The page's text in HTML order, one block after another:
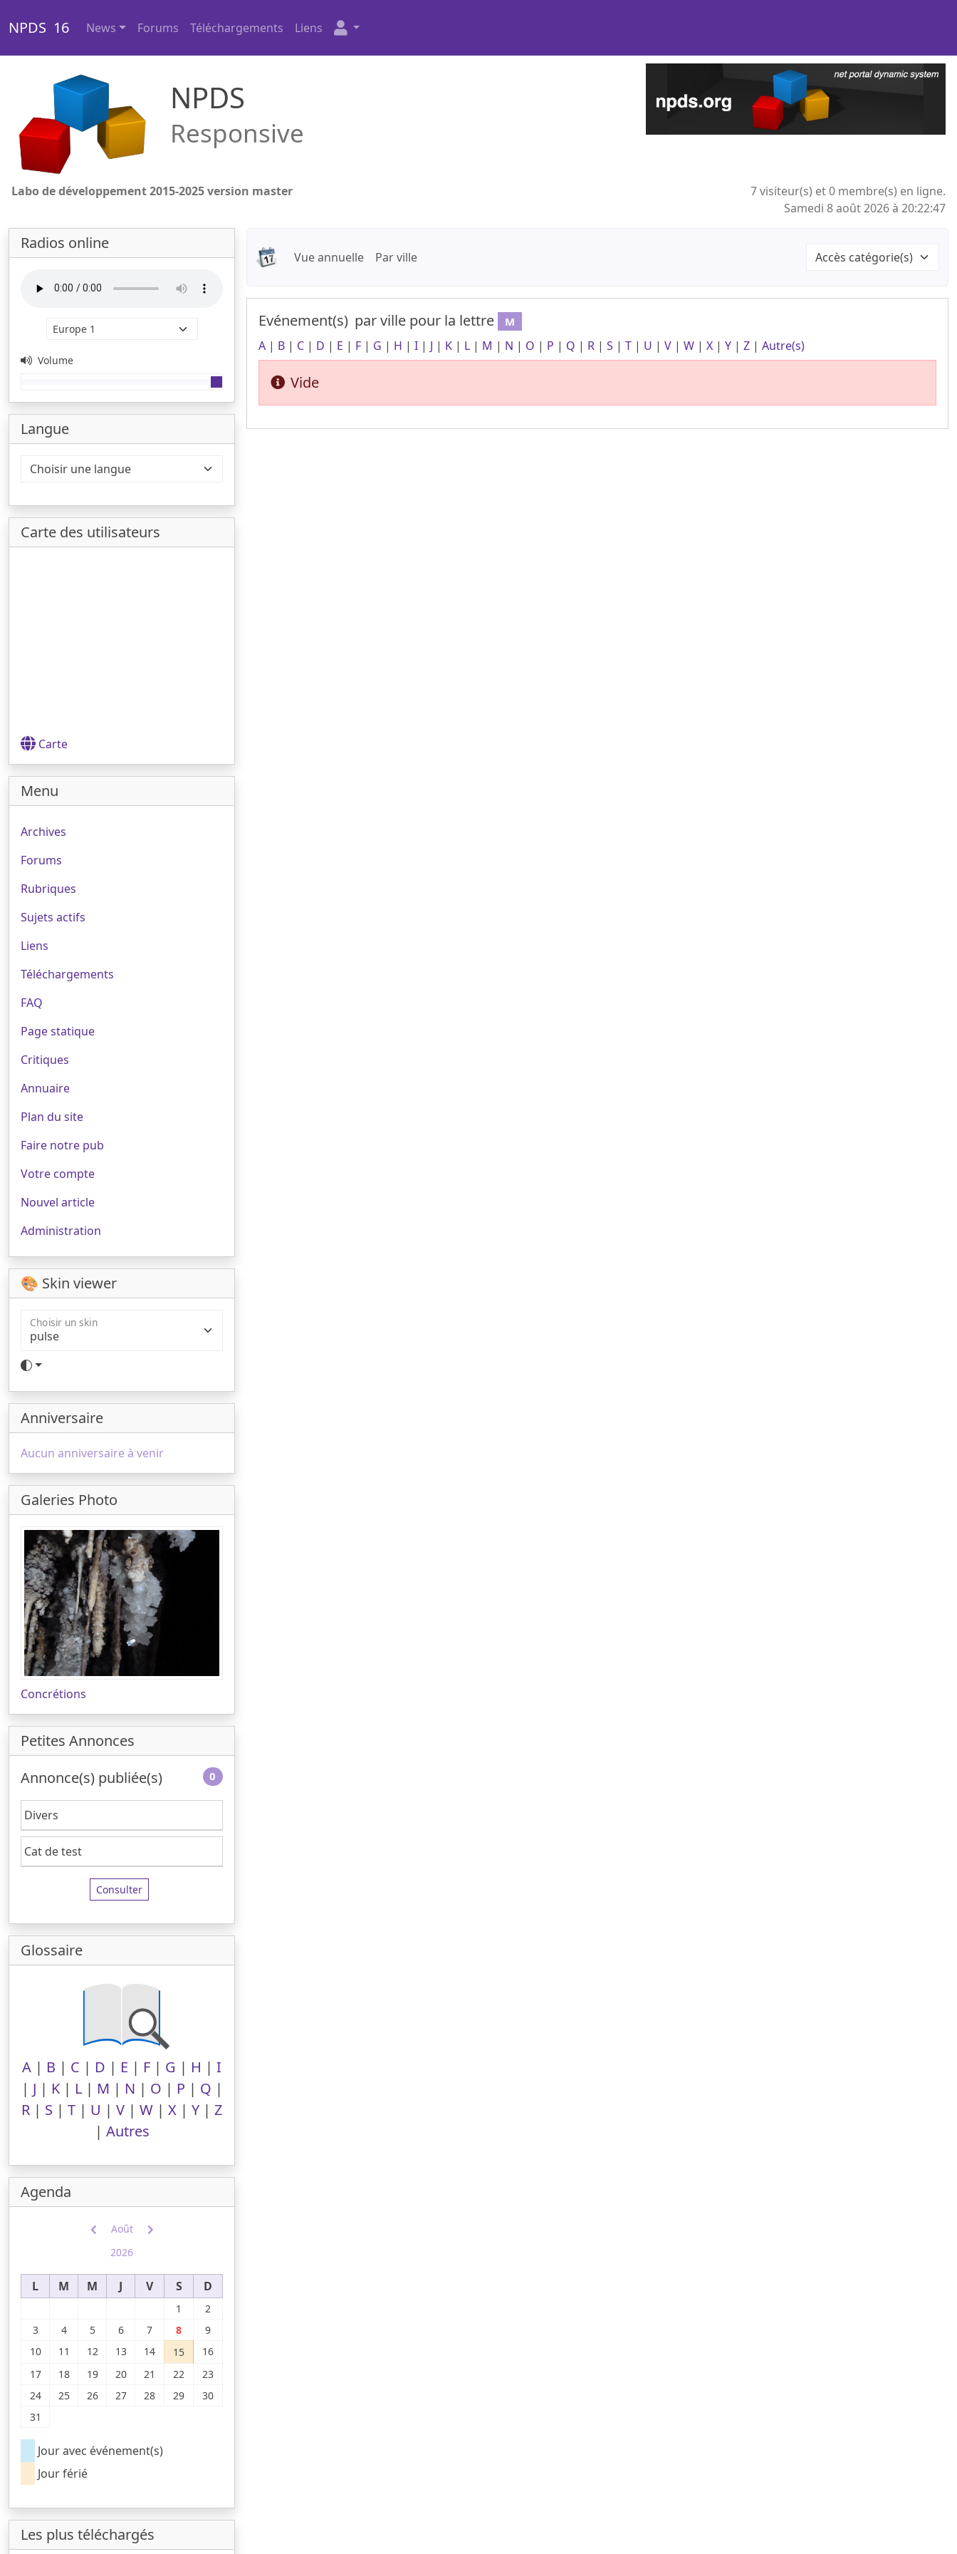
NPDS 16 News Forums Téléchargements Liens
NPDS
Responsive
Labo de développement 2015-2025 version master
7 visiteur(s) et 0 membre(s) en ligne.
Samedi 8 août 2026 à 20:22:47
Radios online
Volume
Langue
Carte des utilisateurs
Carte
Menu
Archives
Forums
Rubriques
Sujets actifs
Liens
Téléchargements
FAQ
Page statique
Critiques
Annuaire
Plan du site
Faire notre pub
Votre compte
Nouvel article
Administration
🎨 Skin viewer
Choisir un skin
Anniversaire
Aucun anniversaire à venir
Galeries Photo
Concrétions
Petites Annonces
0
Annonce(s) publiée(s)
Divers
Cat de test
Consulter
Glossaire
A | B | C | D | E | F | G | H | I
| J | K| L| M | N | O | P | Q |
R | S | T | U | V | W | X | Y | Z
| Autres
Agenda
Août
2026
L M M J V S D
1
2
3
4 5 6 7 8
9
10
11 12 13 14 15
16
17
18 19 20 21 22
23
24
25 26 27 28 29
30
31
Jour avec événement(s)
Jour férié
Les plus téléchargés
Vue annuelle Par ville
Evénement(s) par ville pour la lettre M
A | B | C | D | E | F | G | H | I | J | K | L | M | N | O | P | Q | R | S | T | U | V | W | X | Y | Z | Autre(s)
Vide